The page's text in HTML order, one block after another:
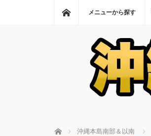
ホーム
メニューから探す
ホーム 沖縄本島南部＆以南